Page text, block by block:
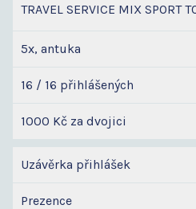
TRAVEL SERVICE MIX SPORT
5x, antuka
16 / 16 přihlášených
1000 Kč za dvojici
Uzávěrka přihlášek
Prezence